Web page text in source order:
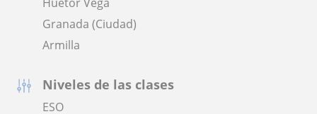
Granada (Ciudad)
Armilla
Niveles de las clases
ESO